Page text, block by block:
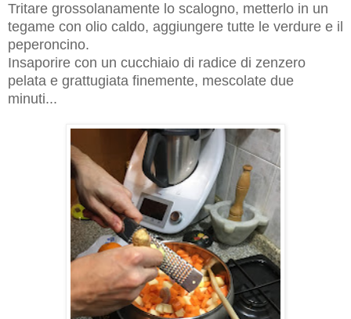
Tritare grossolanamente lo scalogno, metterlo in un
tegame con olio caldo, aggiungere tutte le verdure e il
peperoncino.
Insaporire con un cucchiaio di radice di zenzero
pelata e grattugiata finemente, mescolate due
minuti...